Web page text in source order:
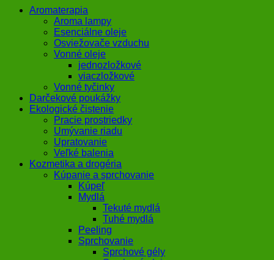
Aromaterapia
Aroma lampy
Esenciálne oleje
Osviežovače vzduchu
Vonné oleje
jednozložkové
viaczložkové
Vonné tyčinky
Darčekové poukážky
Ekologické čistenie
Pracie prostriedky
Umývanie riadu
Upratovanie
Veľké balenia
Kozmetika a drogéria
Kúpanie a sprchovanie
Kúpeľ
Mydlá
Tekuté mydlá
Tuhé mydlá
Peeling
Sprchovanie
Sprchové gély